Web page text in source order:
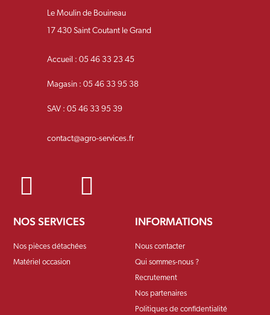
Le Moulin de Bouineau
17 430 Saint Coutant le Grand
Accueil : 05 46 33 23 45
Magasin : 05 46 33 95 38
SAV : 05 46 33 95 39
contact@agro-services.fr
NOS SERVICES
Nos pièces détachées
Matériel occasion
INFORMATIONS
Nous contacter
Qui sommes-nous ?
Recrutement
Nos partenaires
Politiques de confidentialité